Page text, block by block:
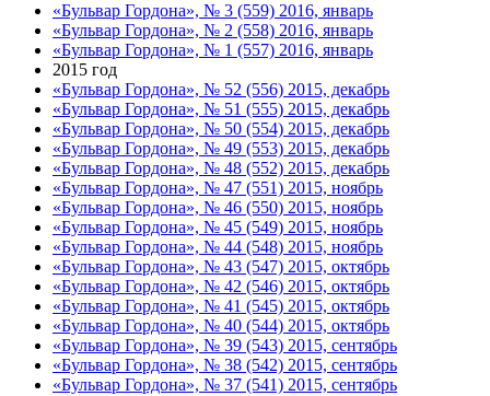
«Бульвар Гордона», № 3 (559) 2016, январь
«Бульвар Гордона», № 2 (558) 2016, январь
«Бульвар Гордона», № 1 (557) 2016, январь
2015 год
«Бульвар Гордона», № 52 (556) 2015, декабрь
«Бульвар Гордона», № 51 (555) 2015, декабрь
«Бульвар Гордона», № 50 (554) 2015, декабрь
«Бульвар Гордона», № 49 (553) 2015, декабрь
«Бульвар Гордона», № 48 (552) 2015, декабрь
«Бульвар Гордона», № 47 (551) 2015, ноябрь
«Бульвар Гордона», № 46 (550) 2015, ноябрь
«Бульвар Гордона», № 45 (549) 2015, ноябрь
«Бульвар Гордона», № 44 (548) 2015, ноябрь
«Бульвар Гордона», № 43 (547) 2015, октябрь
«Бульвар Гордона», № 42 (546) 2015, октябрь
«Бульвар Гордона», № 41 (545) 2015, октябрь
«Бульвар Гордона», № 40 (544) 2015, октябрь
«Бульвар Гордона», № 39 (543) 2015, сентябрь
«Бульвар Гордона», № 38 (542) 2015, сентябрь
«Бульвар Гордона», № 37 (541) 2015, сентябрь